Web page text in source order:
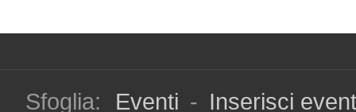
Sfoglia: Eventi - Inserisci